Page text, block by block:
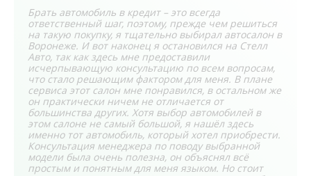
Брать автомобиль в кредит – это всегда
ответственный шаг, поэтому, прежде чем решиться
на такую покупку, я тщательно выбирал автосалон в
Воронеже. И вот наконец я остановился на Стелл
Авто, так как здесь мне предоставили
исчерпывающую консультацию по всем вопросам,
что стало решающим фактором для меня. В плане
сервиса этот салон мне понравился, в остальном же
он практически ничем не отличается от
большинства других. Хотя выбор автомобилей в
этом салоне не самый большой, я нашёл здесь
именно тот автомобиль, который хотел приобрести.
Консультация менеджера по поводу выбранной
модели была очень полезна, он объяснял всё
простым и понятным для меня языком. Но стоит